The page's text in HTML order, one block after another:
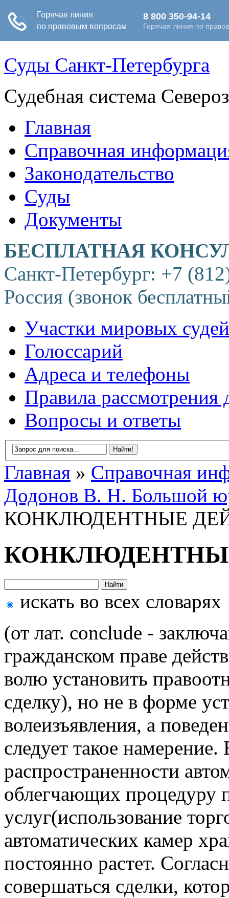
Суды Санкт-Петербурга
Судебная система
Главная
Справочная
Законодательство
Суды
Документы
БЕСПЛАТНАЯ
Санкт-Петербург: +7
Россия (звонок
Участки мировых судей
Голоссарий
Адреса и телефоны
Правила рассмотрения
Вопросы и ответы
Главная » Справочная
Додонов В. Н. Большой
КОНКЛЮДЕНТНЫЕ
искать во всех словарях
(от лат. conclude -
гражданском праве
волю установить
сделку), но не в форме
волеизъявления, а
следует такое
распространенности
облегчающих процедуру
услуг(использование
автоматических камер
постоянно растет.
совершаться сделки,